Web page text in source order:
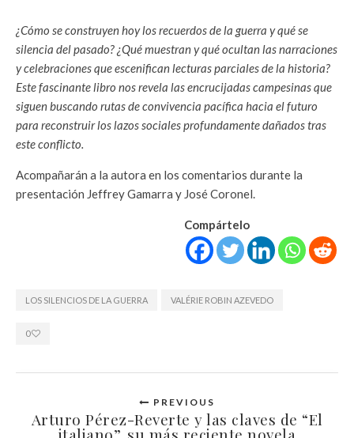
¿Cómo se construyen hoy los recuerdos de la guerra y qué se
silencia del pasado? ¿Qué muestran y qué ocultan las narraciones
y celebraciones que escenifican lecturas parciales de la historia?
Este fascinante libro nos revela las encrucijadas campesinas que
siguen buscando rutas de convivencia pacífica hacia el futuro
para reconstruir los lazos sociales profundamente dañados tras
este conflicto.
Acompañarán a la autora en los comentarios durante la
presentación Jeffrey Gamarra y José Coronel.
Compártelo
LOS SILENCIOS DE LA GUERRA VALÉRIE ROBIN AZEVEDO
0
PREVIOUS
Arturo Pérez-Reverte y las claves de “El